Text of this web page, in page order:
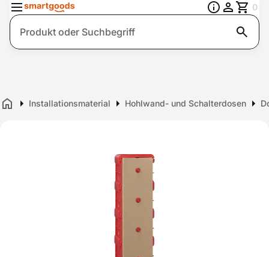
Suche
0
Home Installationsmaterial Hohlwand- und Schalterdosen